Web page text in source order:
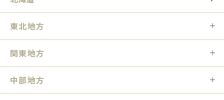
東北地方
関東地方
中部地方